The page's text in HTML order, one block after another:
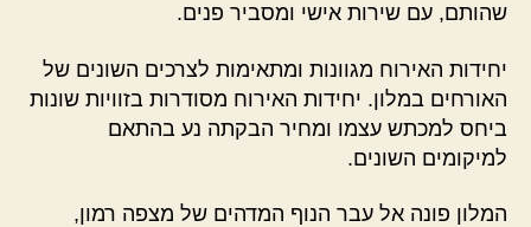
שהותם, עם שירות אישי ומסביר פנים.
יחידות האירוח מגוונות ומתאימות לצרכים השונים של
האורחים במלון. יחידות האירוח מסודרות בזוויות שונות
ביחס למכתש עצמו ומחיר הבקתה נע בהתאם
למיקומים השונים.
המלון פונה אל עבר הנוף המדהים של מצפה רמון,